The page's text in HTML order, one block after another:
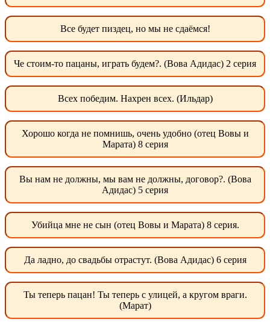
Все будет пиздец, но мы не сдаёмся!
Че стоим-то пацаны, играть будем?. (Вова Адидас) 2 серия
Всех победим. Нахрен всех. (Ильдар)
Хорошо когда не помнишь, очень удобно (отец Вовы и
Марата) 8 серия
Вы нам не должны, мы вам не должны, договор?. (Вова
Адидас) 5 серия
Убийца мне не сын (отец Вовы и Марата) 8 серия.
Да ладно, до свадьбы отрастут. (Вова Адидас) 6 серия
Ты теперь пацан! Ты теперь с улицей, а кругом враги.
(Марат)